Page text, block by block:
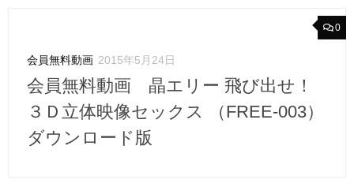
0
会員無料動画 2015年5月24日
会員無料動画 晶エリー 飛び出せ！
３Ｄ立体映像セックス （FREE-003）
ダウンロード版